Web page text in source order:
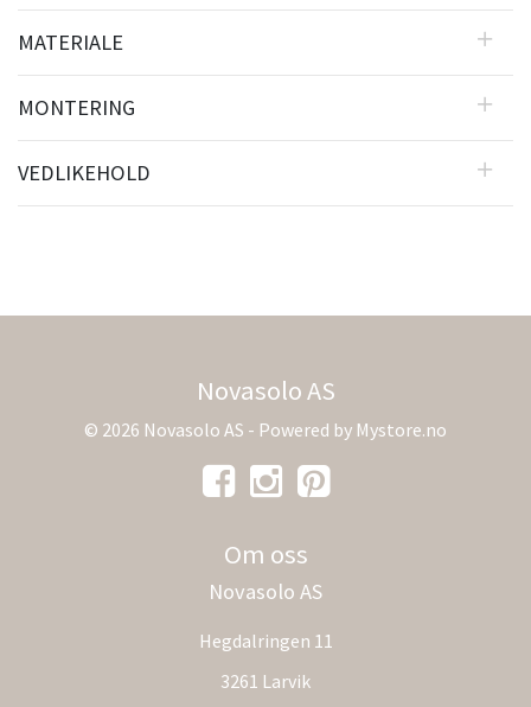
MATERIALE
MONTERING
VEDLIKEHOLD
Novasolo AS
© 2026 Novasolo AS - Powered by Mystore.no
Om oss
Novasolo AS
Hegdalringen 11
3261 Larvik